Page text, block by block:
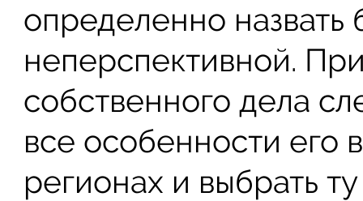
определенно назвать
неперспективной.
собственного дела
все особенности его
регионах и выбрать